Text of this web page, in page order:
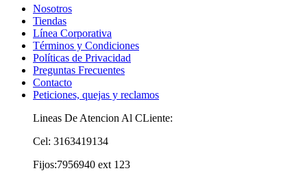
Nosotros
Tiendas
Línea Corporativa
Términos y Condiciones
Políticas de Privacidad
Preguntas Frecuentes
Contacto
Peticiones, quejas y reclamos
Lineas De Atencion Al CLiente:
Cel: 3163419134
Fijos:7956940 ext 123